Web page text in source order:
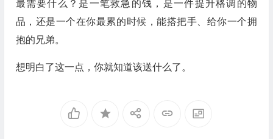
最需要什么？是一笔救急的钱，是一件提升格调的物
品，还是一个在你最累的时候，能搭把手、给你一个拥
抱的兄弟。
想明白了这一点，你就知道该送什么了。